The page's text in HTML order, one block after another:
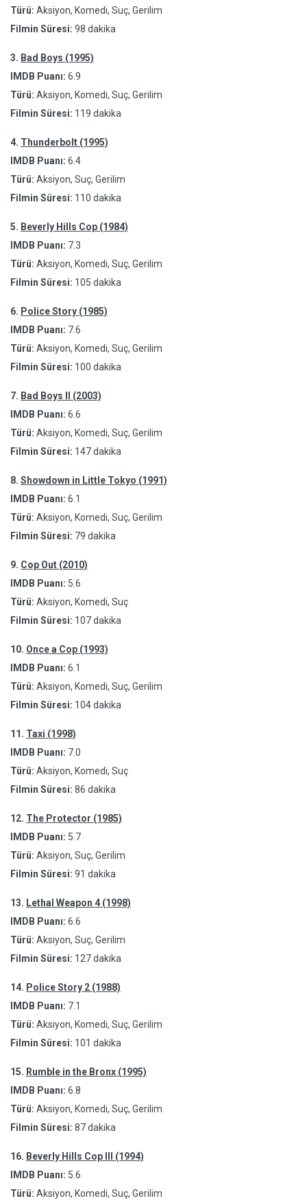
Türü: Aksiyon, Komedi, Suç, Gerilim
Filmin Süresi: 98 dakika
3. Bad Boys (1995)
IMDB Puanı: 6.9
Türü: Aksiyon, Komedi, Suç, Gerilim
Filmin Süresi: 119 dakika
4. Thunderbolt (1995)
IMDB Puanı: 6.4
Türü: Aksiyon, Suç, Gerilim
Filmin Süresi: 110 dakika
5. Beverly Hills Cop (1984)
IMDB Puanı: 7.3
Türü: Aksiyon, Komedi, Suç, Gerilim
Filmin Süresi: 105 dakika
6. Police Story (1985)
IMDB Puanı: 7.6
Türü: Aksiyon, Komedi, Suç, Gerilim
Filmin Süresi: 100 dakika
7. Bad Boys II (2003)
IMDB Puanı: 6.6
Türü: Aksiyon, Komedi, Suç, Gerilim
Filmin Süresi: 147 dakika
8. Showdown in Little Tokyo (1991)
IMDB Puanı: 6.1
Türü: Aksiyon, Komedi, Suç, Gerilim
Filmin Süresi: 79 dakika
9. Cop Out (2010)
IMDB Puanı: 5.6
Türü: Aksiyon, Komedi, Suç
Filmin Süresi: 107 dakika
10. Once a Cop (1993)
IMDB Puanı: 6.1
Türü: Aksiyon, Komedi, Suç, Gerilim
Filmin Süresi: 104 dakika
11. Taxi (1998)
IMDB Puanı: 7.0
Türü: Aksiyon, Komedi, Suç
Filmin Süresi: 86 dakika
12. The Protector (1985)
IMDB Puanı: 5.7
Türü: Aksiyon, Suç, Gerilim
Filmin Süresi: 91 dakika
13. Lethal Weapon 4 (1998)
IMDB Puanı: 6.6
Türü: Aksiyon, Suç, Gerilim
Filmin Süresi: 127 dakika
14. Police Story 2 (1988)
IMDB Puanı: 7.1
Türü: Aksiyon, Komedi, Suç, Gerilim
Filmin Süresi: 101 dakika
15. Rumble in the Bronx (1995)
IMDB Puanı: 6.8
Türü: Aksiyon, Komedi, Suç, Gerilim
Filmin Süresi: 87 dakika
16. Beverly Hills Cop III (1994)
IMDB Puanı: 5.6
Türü: Aksiyon, Komedi, Suç, Gerilim